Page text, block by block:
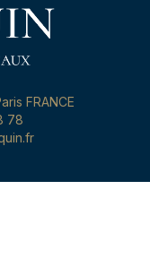
FRANCE
78